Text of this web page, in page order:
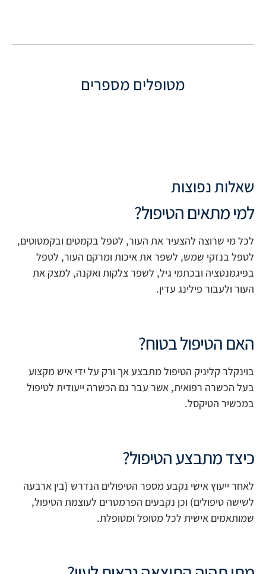
מטופלים מספרים
שאלות נפוצות
למי מתאים הטיפול?
לכל מי שרוצה להצעיר את העור, לטפל בקמטים ובקמטוטים,
לטפל בנזקי שמש, לשפר את איכות ומרקם העור, לטפל
בפיגמנטציה ובכתמי גיל, לשפר צלקות ואקנה, למצק את
העור ולעבור פילינג עדין.
האם הטיפול בטוח?
בוינקלר קליניק הטיפול מתבצע אך ורק על ידי איש מקצוע
בעל הכשרה רפואית, אשר עבר גם הכשרה ייעודית לטיפול
במכשיר הטיקסל.
כיצד מתבצע הטיפול?
לאחר ייעוץ אישי נקבע מספר הטיפולים הנדרש (בין ארבעה
לשישה טיפולים) וכן נקבעים הפרמטרים לעוצמת הטיפול,
שמותאמים אישית לכל מטופל ומטופלת.